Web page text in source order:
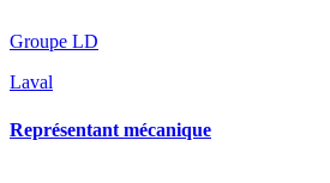
Groupe LD
Laval
Représentant mécanique